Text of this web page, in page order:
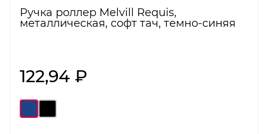
Ручка роллер Melvill Requis,
металлическая, софт тач, темно-синяя
122,94 ₽